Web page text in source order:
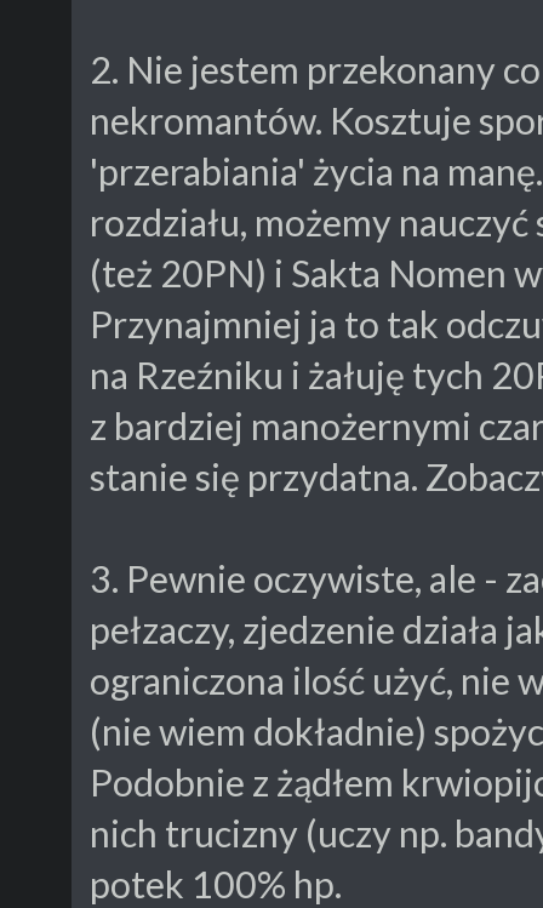
2. Nie jestem przekonany
nekromantów. Kosztuje
'przerabiania' życia na
rozdziału, możemy
(też 20PN) i Sakta Nomen
Przynajmniej ja to tak
na Rzeźniku i żałuję tych
z bardziej manożernymi
stanie się przydatna.
3. Pewnie oczywiste, ale -
pełzaczy, zjedzenie działa
ograniczona ilość użyć, nie
(nie wiem dokładnie)
Podobnie z żądłem
nich trucizny (uczy np.
potek 100% hp.